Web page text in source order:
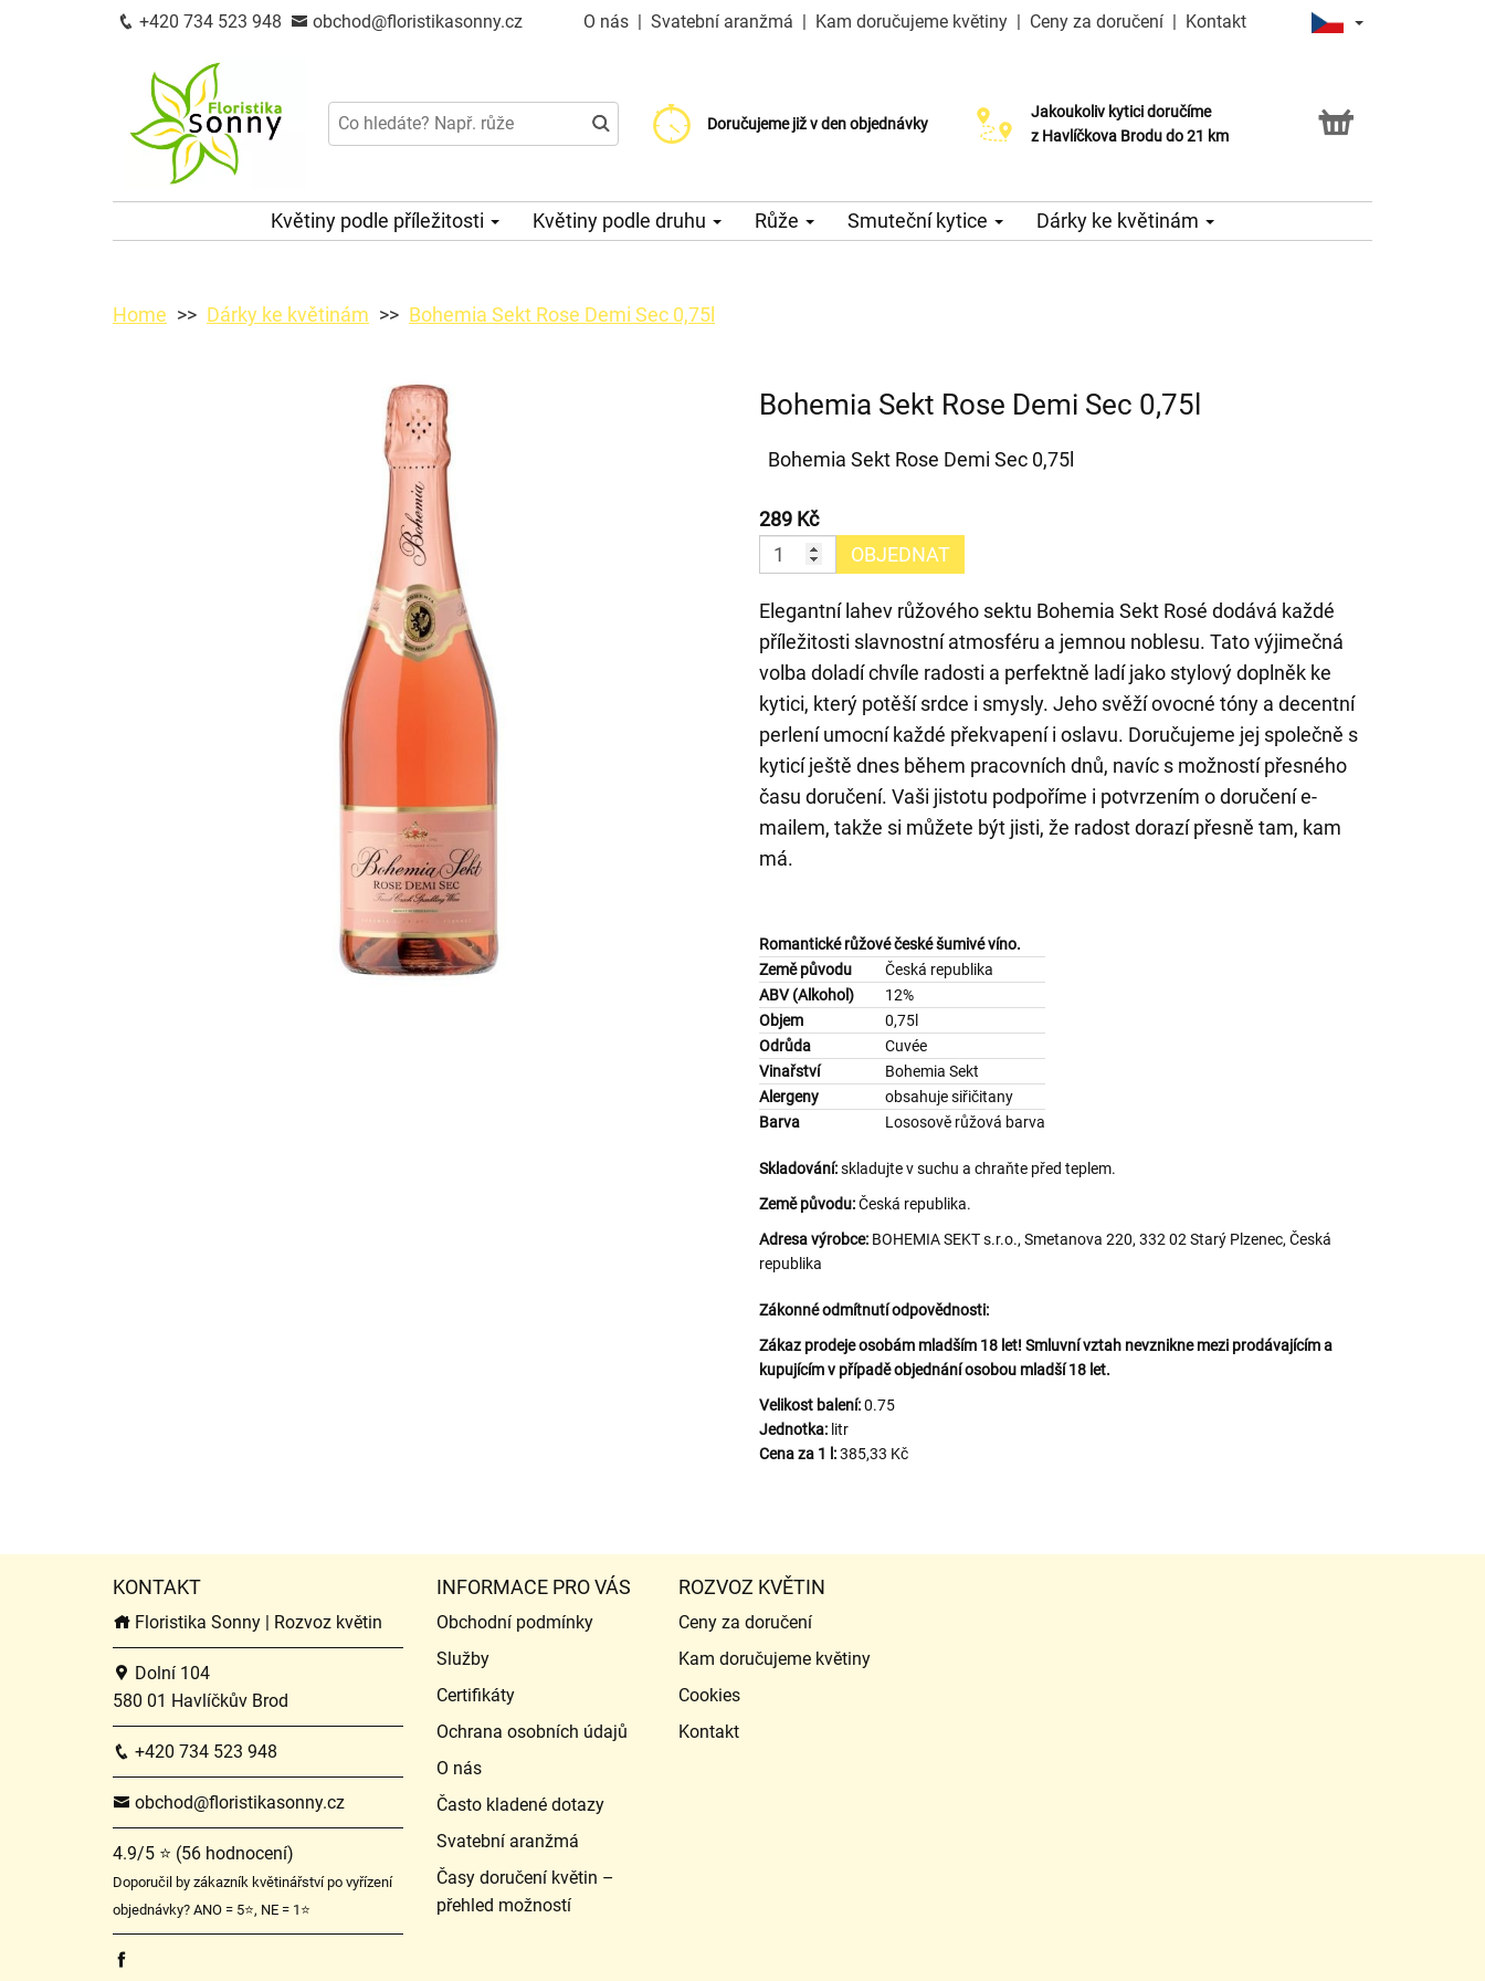
+420 734 523 948 obchod@floristikasonny.cz O nás | Svatební aranžmá | Kam doručujeme květiny | Ceny za doručení | Kontakt
Doručujeme již v den objednávky
Doručujeme již od 99 Kč
Možný výběr času a dne doručení
Jakoukoliv kytici doručíme
z Havlíčkova Brodu do 21 km
Možnost vyzvednout v naší květince
Květiny podle příležitosti Květiny podle druhu Růže Smuteční kytice Dárky ke květinám
Home Dárky ke květinám Bohemia Sekt Rose Demi Sec 0,75l
Bohemia Sekt Rose Demi Sec 0,75l
Bohemia Sekt Rose Demi Sec 0,75l
289 Kč
OBJEDNAT
Elegantní lahev růžového sektu Bohemia Sekt Rosé dodává každé
příležitosti slavnostní atmosféru a jemnou noblesu. Tato výjimečná
volba doladí chvíle radosti a perfektně ladí jako stylový doplněk ke
kytici, který potěší srdce i smysly. Jeho svěží ovocné tóny a decentní
perlení umocní každé překvapení i oslavu. Doručujeme jej společně s
kyticí ještě dnes během pracovních dnů, navíc s možností přesného
času doručení. Vaši jistotu podpoříme i potvrzením o doručení e-
mailem, takže si můžete být jisti, že radost dorazí přesně tam, kam
má.
Romantické růžové české šumivé víno.
Země původu Česká republika
ABV (Alkohol)
12%
Objem
0,75l
Odrůda
Cuvée
Vinařství
Bohemia Sekt
Alergeny
obsahuje siřičitany
Barva
Lososově růžová barva
Skladování:skladujte v suchu a chraňte před teplem.
Země původu:Česká republika.
Adresa výrobce: BOHEMIA SEKT s.r.o., Smetanova 220, 332 02 Starý Plzenec, Česká
republika
Zákonné odmítnutí odpovědnosti:
Zákaz prodeje osobám mladším 18 let! Smluvní vztah nevznikne mezi prodávajícím a
kupujícím v případě objednání osobou mladší 18 let.
Velikost balení:0.75
Jednotka: litr
Cena za 1 l:385,33 Kč
KONTAKT
Floristika Sonny | Rozvoz květin
Dolní 104
580 01 Havlíčkův Brod
+420 734 523 948
obchod@floristikasonny.cz
4.9/5 ⭐ (56 hodnocení)
Doporučil by zákazník květinářství po vyřízení
objednávky? ANO = 5⭐, NE = 1⭐
INFORMACE PRO VÁS
Obchodní podmínky
Služby
Certifikáty
Ochrana osobních údajů
O nás
Často kladené dotazy
Svatební aranžmá
Časy doručení květin –
přehled možností
ROZVOZ KVĚTIN
Ceny za doručení
Kam doručujeme květiny
Cookies
Kontakt